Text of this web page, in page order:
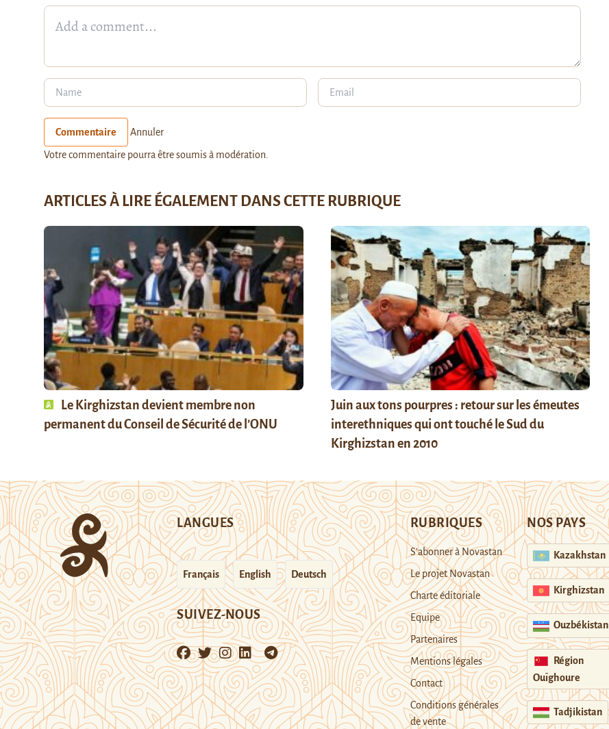
Commentaire Annuler
Votre commentaire pourra être soumis à modération.
ARTICLES À LIRE ÉGALEMENT DANS CETTE RUBRIQUE
Le Kirghizstan devient membre non
permanent du Conseil de Sécurité de l’ONU
Juin aux tons pourpres : retour sur les émeutes
interethniques qui ont touché le Sud du
Kirghizstan en 2010
LANGUES
Français English Deutsch
SUIVEZ-NOUS
RUBRIQUES
S’abonner à Novastan
Le projet Novastan
Charte éditoriale
Equipe
Partenaires
Mentions légales
Contact
Conditions générales
de vente
NOS PAYS
Kazakhstan
Kirghizstan
Ouzbékistan
Région
Ouïghoure
Tadjikistan